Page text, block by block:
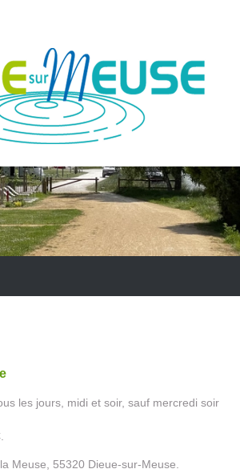
les jours, midi et soir, sauf mercredi soir
Meuse, 55320 Dieue-sur-Meuse.